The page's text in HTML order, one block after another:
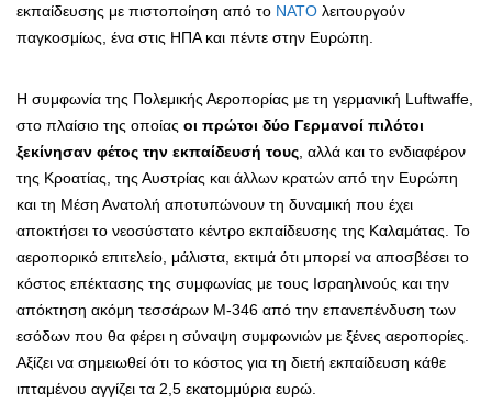
εκπαίδευσης με πιστοποίηση από το ΝΑΤΟ λειτουργούν
παγκοσμίως, ένα στις ΗΠΑ και πέντε στην Ευρώπη.
Η συμφωνία της Πολεμικής Αεροπορίας με τη γερμανική Luftwaffe,
στο πλαίσιο της οποίας οι πρώτοι δύο Γερμανοί πιλότοι
ξεκίνησαν φέτος την εκπαίδευσή τους , αλλά και το ενδιαφέρον
της Κροατίας, της Αυστρίας και άλλων κρατών από την Ευρώπη
και τη Μέση Ανατολή αποτυπώνουν τη δυναμική που έχει
αποκτήσει το νεοσύστατο κέντρο εκπαίδευσης της Καλαμάτας. Το
αεροπορικό επιτελείο, μάλιστα, εκτιμά ότι μπορεί να αποσβέσει το
κόστος επέκτασης της συμφωνίας με τους Ισραηλινούς και την
απόκτηση ακόμη τεσσάρων Μ-346 από την επανεπένδυση των
εσόδων που θα φέρει η σύναψη συμφωνιών με ξένες αεροπορίες.
Αξίζει να σημειωθεί ότι το κόστος για τη διετή εκπαίδευση κάθε
ιπταμένου αγγίζει τα 2,5 εκατομμύρια ευρώ.